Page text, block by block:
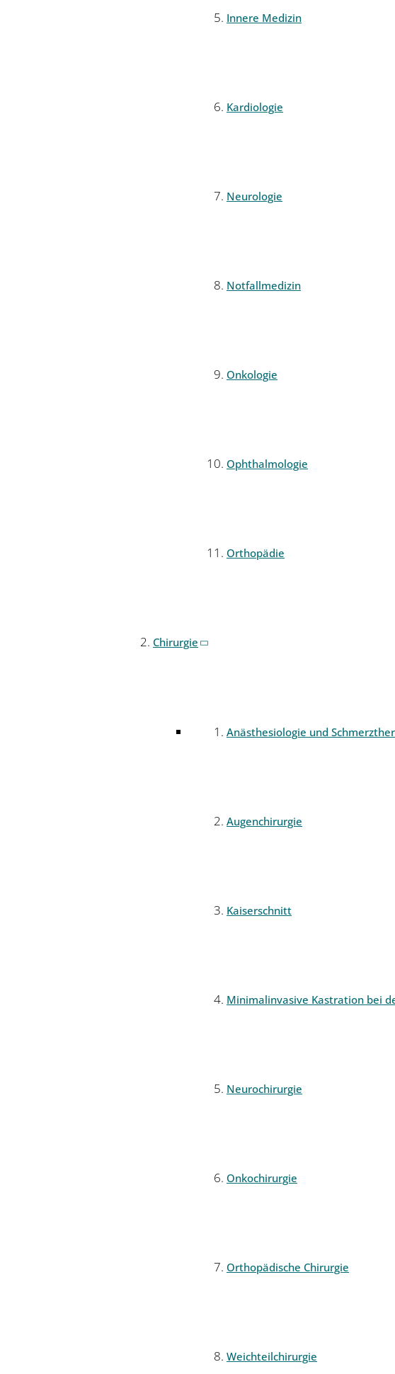
Innere Medizin
Kardiologie
Neurologie
Notfallmedizin
Onkologie
Ophthalmologie
Orthopädie
Chirurgie
Anästhesiologie und
Augenchirurgie
Kaiserschnitt
Minimalinvasive Kastration bei
Neurochirurgie
Onkochirurgie
Orthopädische Chirurgie
Weichteilchirurgie